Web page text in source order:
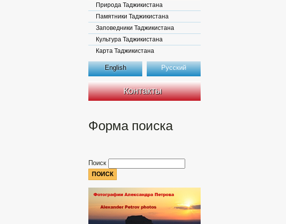
Природа Таджикистана
Памятники Таджикистана
Заповедники Таджикистана
Культура Таджикистана
Карта Таджикистана
English Русский
Контакты
Форма поиска
Поиск